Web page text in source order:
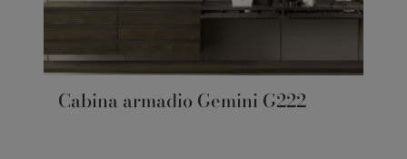
Cabina armadio Gemini G222